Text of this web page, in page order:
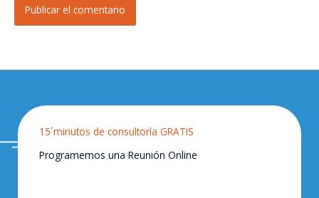
15´minutos de consultoría GRATIS
Programemos una Reunión Online